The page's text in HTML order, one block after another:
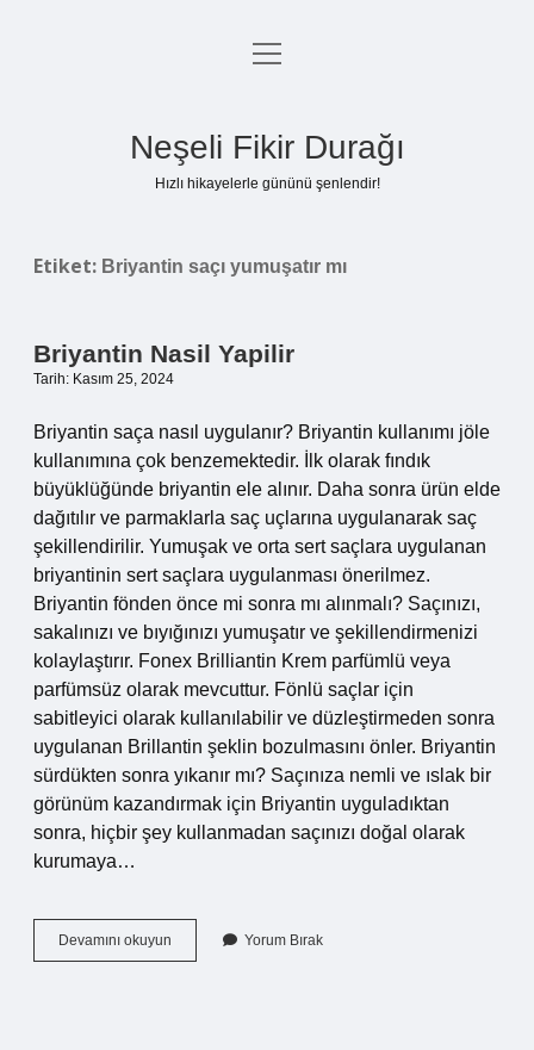
Anasayfa
menüyü
Neşeli Fikir Durağı
Hızlı hikayelerle gününü şenlendir!
Etiket: Briyantin saçı yumuşatır mı
Briyantin Nasil Yapilir
Tarih: Kasım 25, 2024
Briyantin saça nasıl uygulanır? Briyantin kullanımı jöle
kullanımına çok benzemektedir. İlk olarak fındık
büyüklüğünde briyantin ele alınır. Daha sonra ürün elde
dağıtılır ve parmaklarla saç uçlarına uygulanarak saç
şekillendirilir. Yumuşak ve orta sert saçlara uygulanan
briyantinin sert saçlara uygulanması önerilmez.
Briyantin fönden önce mi sonra mı alınmalı? Saçınızı,
sakalınızı ve bıyığınızı yumuşatır ve şekillendirmenizi
kolaylaştırır. Fonex Brilliantin Krem parfümlü veya
parfümsüz olarak mevcuttur. Fönlü saçlar için
sabitleyici olarak kullanılabilir ve düzleştirmeden sonra
uygulanan Brillantin şeklin bozulmasını önler. Briyantin
sürdükten sonra yıkanır mı? Saçınıza nemli ve ıslak bir
görünüm kazandırmak için Briyantin uyguladıktan
sonra, hiçbir şey kullanmadan saçınızı doğal olarak
kurumaya…
Devamını okuyun Briyantin
Nasil
Yorum Bırak